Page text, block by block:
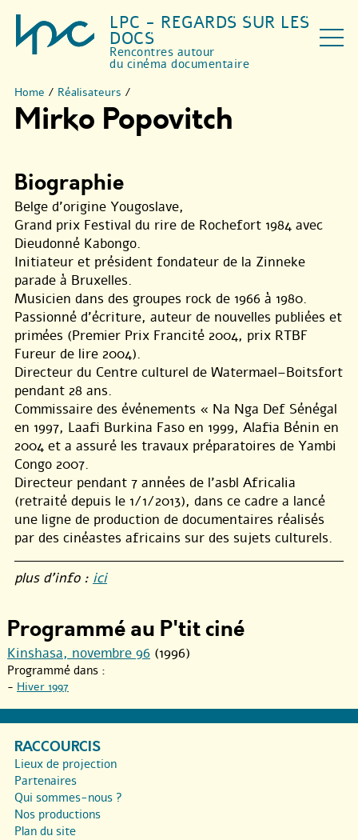
LPC - REGARDS SUR LES
DOCS
Rencontres autour
du cinéma documentaire
Home / Réalisateurs /
Mirko Popovitch
Biographie
Belge d’origine Yougoslave,
Grand prix Festival du rire de Rochefort 1984 avec
Dieudonné Kabongo.
Initiateur et président fondateur de la Zinneke
parade à Bruxelles.
Musicien dans des groupes rock de 1966 à 1980.
Passionné d’écriture, auteur de nouvelles publiées et
primées (Premier Prix Francité 2004, prix RTBF
Fureur de lire 2004).
Directeur du Centre culturel de Watermael–Boitsfort
pendant 28 ans.
Commissaire des événements « Na Nga Def Sénégal
en 1997, Laafi Burkina Faso en 1999, Alafia Bénin en
2004 et a assuré les travaux préparatoires de Yambi
Congo 2007.
Directeur pendant 7 années de l’asbl Africalia
(retraité depuis le 1/1/2013), dans ce cadre a lancé
une ligne de production de documentaires réalisés
par des cinéastes africains sur des sujets culturels.
plus d’info : ici
Programmé au P'tit ciné
Kinshasa, novembre 96 (1996)
Programmé dans :
- Hiver 1997
RACCOURCIS
Lieux de projection
Partenaires
Qui sommes-nous ?
Nos productions
Plan du site